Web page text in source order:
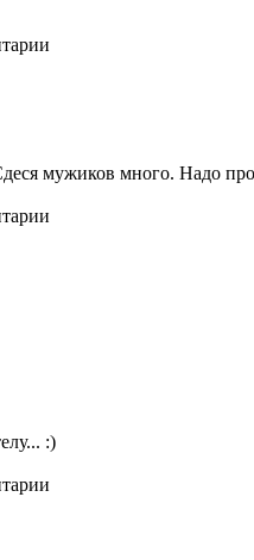
мужиков много. Надо
:)